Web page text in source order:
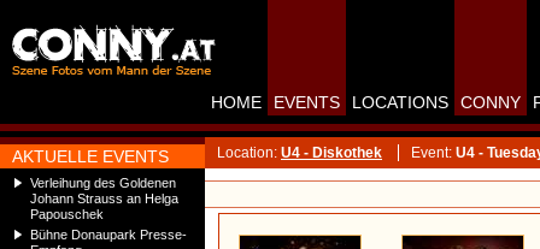
AKTUELLE EVENTS
Verleihung des Goldenen
Johann Strauss an Helga
Papouschek
Bühne Donaupark Presse-
HOME EVENTS LOCATIONS CONNY
Location: U4 - Diskothek Event: U4 -